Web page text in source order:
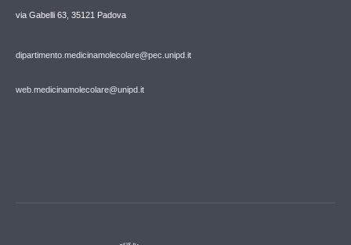
via Gabelli 63, 35121 Padova
dipartimento.medicinamolecolare@pec.unipd.it
web.medicinamolecolare@unipd.it